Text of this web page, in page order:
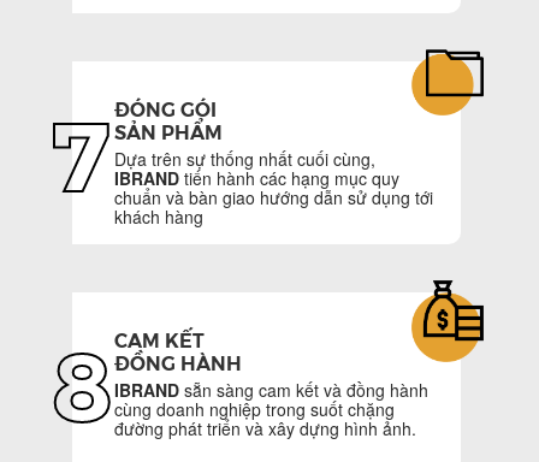
7ĐÓNG GÓI
SẢN PHẨM
Dựa trên sự thống nhất cuối cùng,
IBRAND tiến hành các hạng mục quy
chuẩn và bàn giao hướng dẫn sử dụng tới
khách hàng
8CAM KẾT
ĐỒNG HÀNH
IBRAND sẵn sàng cam kết và đồng hành
cùng doanh nghiệp trong suốt chặng
đường phát triển và xây dựng hình ảnh.